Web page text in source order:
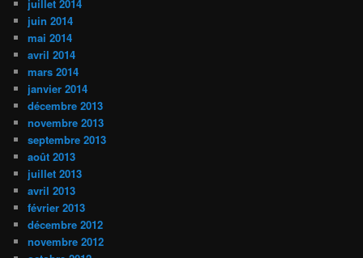
juillet 2014
juin 2014
mai 2014
avril 2014
mars 2014
janvier 2014
décembre 2013
novembre 2013
septembre 2013
août 2013
juillet 2013
avril 2013
février 2013
décembre 2012
novembre 2012